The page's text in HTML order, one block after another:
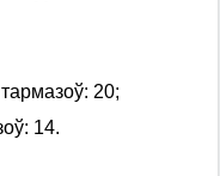
20;
14.